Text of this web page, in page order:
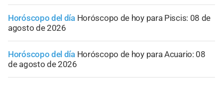
Horóscopo del día Horóscopo de hoy para Piscis: 08 de
agosto de 2026
Horóscopo del día Horóscopo de hoy para Acuario: 08
de agosto de 2026